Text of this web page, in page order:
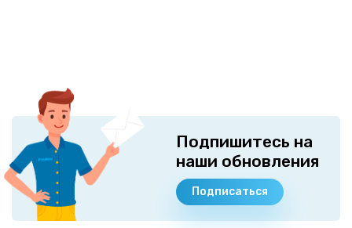
Подпишитесь на
наши обновления
Подписаться